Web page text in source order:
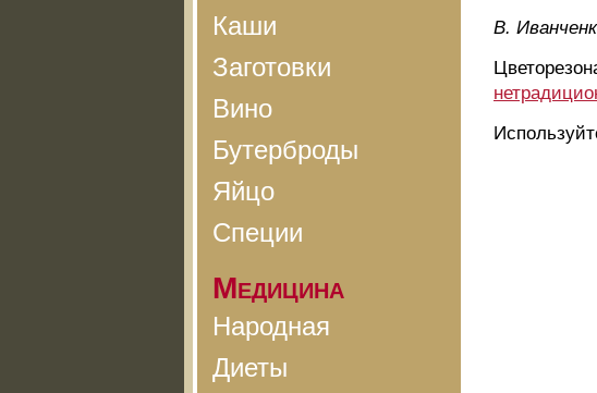
Каши
Заготовки
Вино
Бутерброды
Яйцо
Специи
Медицина
Народная
Диеты
B.